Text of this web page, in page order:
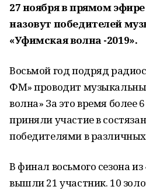
27 ноября в прямом
назовут победителей
«Уфимская волна -2019».
Восьмой год подряд
ФМ» проводит
волна» За это время более
приняли участие в
победителями в
В финал восьмого сезона
вышли 21 участник. 10